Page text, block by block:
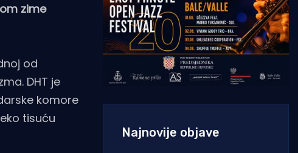
zime
od
DHT je
komore
tisuću
Najnovije objave